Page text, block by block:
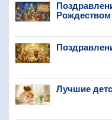
Рождеством
Лучшие